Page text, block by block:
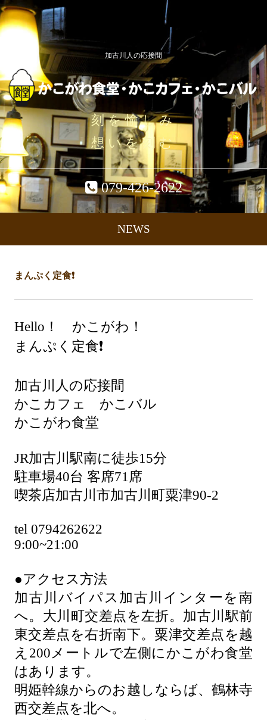
加古川人の応接間
刻を愉しみ
想いを刻む
079-426-2622
NEWS
まんぷく定食❗️
Hello！ かこがわ！
まんぷく定食❗️
加古川人の応接間
かこカフェ かこバル
かこがわ食堂
JR加古川駅南に徒歩15分
駐車場40台 客席71席
喫茶店加古川市加古川町粟津90-2
tel 0794262622
9:00~21:00
●アクセス方法
加古川バイパス加古川インターを南
へ。大川町交差点を左折。加古川駅前
東交差点を右折南下。粟津交差点を越
え200メートルで左側にかこがわ食堂
はあります。
明姫幹線からのお越しならば、鶴林寺
西交差点を北へ。